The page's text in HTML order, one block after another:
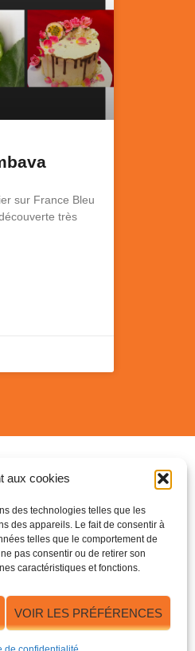
aux cookies
des technologies telles que les
des appareils. Le fait de consentir à
telles que le comportement de
pas consentir ou de retirer son
caractéristiques et fonctions.
VOIR LES PRÉFÉRENCES
sur France Bleu
très
70 31
la Monta, 38120 St-Egrève